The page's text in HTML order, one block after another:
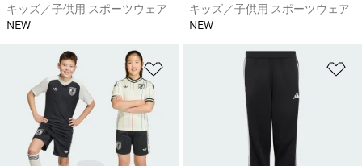
キッズ／子供用 スポーツウェア
NEW
キッズ／子供用 スポーツウェア
NEW
ほしいものリストに追加